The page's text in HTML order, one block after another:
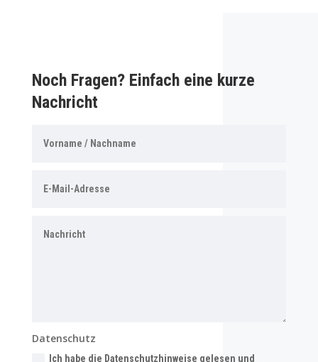
Noch Fragen? Einfach eine kurze
Nachricht
Datenschutz
Ich habe die Datenschutzhinweise gelesen und